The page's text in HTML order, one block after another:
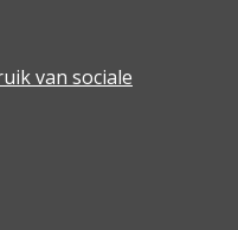
van sociale